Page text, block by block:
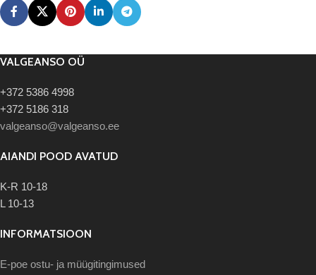
VALGEANSO OÜ
+372 5386 4998
+372 5186 318
valgeanso@valgeanso.ee
AIANDI POOD AVATUD
K-R 10-18
L 10-13
INFORMATSIOON
E-poe ostu- ja müügitingimused